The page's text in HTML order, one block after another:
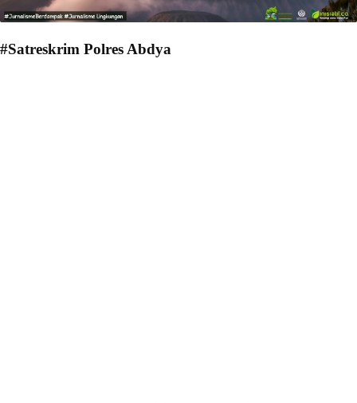
#Satreskrim Polres Abdya